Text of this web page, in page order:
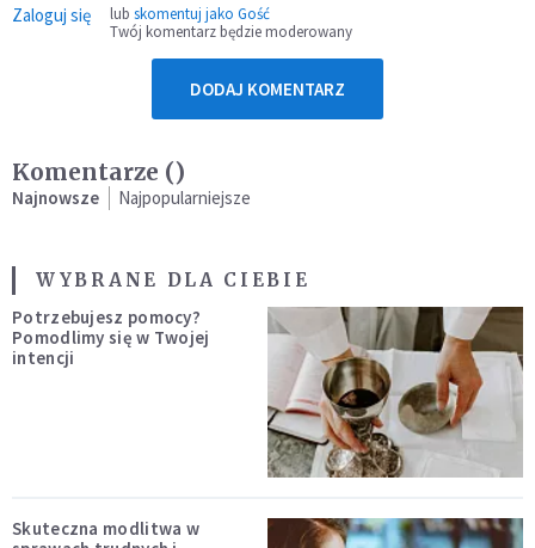
Zaloguj się lub skomentuj jako Gość
Twój komentarz będzie moderowany
DODAJ KOMENTARZ
Komentarze ()
Najnowsze Najpopularniejsze
WYBRANE DLA CIEBIE
Potrzebujesz pomocy?
Pomodlimy się w Twojej
intencji
Skuteczna modlitwa w